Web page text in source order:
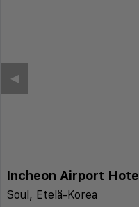
◀︎
Incheon Airport Hotel
Soul, Etelä-Korea